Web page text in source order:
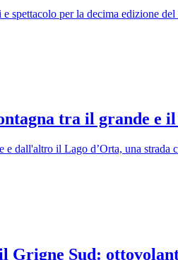
spettacolo per la decima edizione
tra il grande e il
dall'altro il Lago d’Orta, una strada
Grigne Sud: